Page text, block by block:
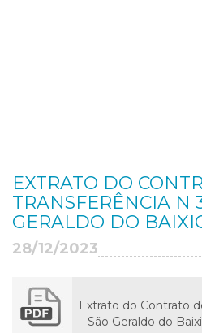
EXTRATO DO
TRANSFERÊNCIA N
GERALDO DO
28/12/2023
Extrato do Contrato
– São Geraldo do